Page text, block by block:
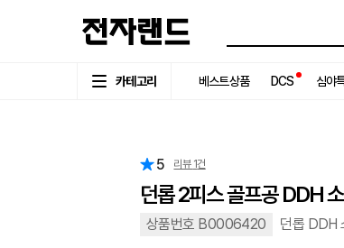
카테고리 베스트상품 DCS 심야
5 리뷰 1건
던롭 2피스 골프공 DDH
상품번호 B0006420 던롭 DDH